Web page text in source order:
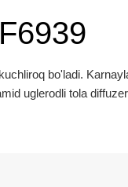
bo'ladi.
uglerodli tola